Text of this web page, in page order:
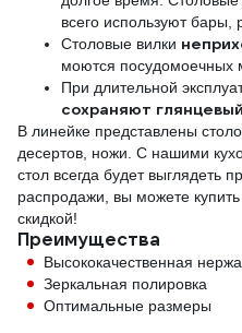
всего используют бары,
Столовые вилки
моются посудомоечных
При длительной
сохраняют
В линейке представлены
десертов, ножи. С нашими
стол всегда будет выглядеть
распродажи, вы можете
скидкой!
Преимущества
Высококачественная
Зеркальная полировка
Оптимальные размеры